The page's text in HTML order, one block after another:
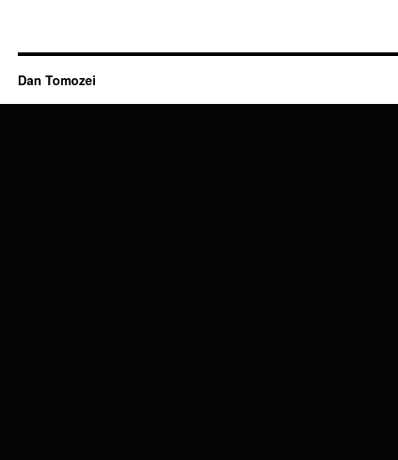
Dan Tomozei